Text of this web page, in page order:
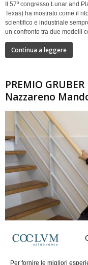
Per fornire le migliori
Il 57º congresso Lunar and
Texas) ha mostrato come il
scientifico e industriale
un confronto tra due modelli
Continua a leggere
PREMIO
Nazzareno
Frida Paolella - 16 Giugno
spaziale europea e della